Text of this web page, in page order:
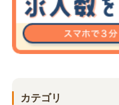
カテゴリ